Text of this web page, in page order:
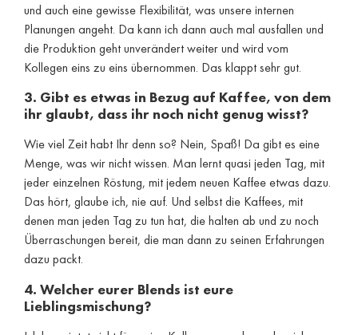
und auch eine gewisse Flexibilität, was unsere internen
Planungen angeht. Da kann ich dann auch mal ausfallen und
die Produktion geht unverändert weiter und wird vom
Kollegen eins zu eins übernommen. Das klappt sehr gut.
3. Gibt es etwas in Bezug auf Kaffee, von dem
ihr glaubt, dass ihr noch nicht genug wisst?
Wie viel Zeit habt Ihr denn so? Nein, Spaß! Da gibt es eine
Menge, was wir nicht wissen. Man lernt quasi jeden Tag, mit
jeder einzelnen Röstung, mit jedem neuen Kaffee etwas dazu.
Das hört, glaube ich, nie auf. Und selbst die Kaffees, mit
denen man jeden Tag zu tun hat, die halten ab und zu noch
Überraschungen bereit, die man dann zu seinen Erfahrungen
dazu packt.
4. Welcher eurer Blends ist eure
Lieblingsmischung?